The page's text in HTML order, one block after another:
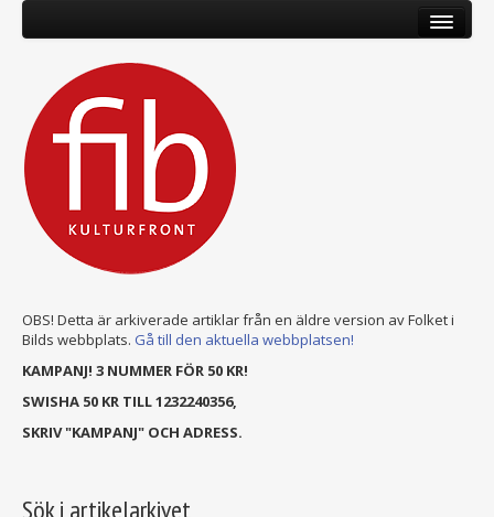
OBS! Detta är arkiverade artiklar från en äldre version av Folket i
Bilds webbplats. Gå till den aktuella webbplatsen!
KAMPANJ! 3 NUMMER FÖR 50 KR!
SWISHA 50 KR TILL 1232240356,
SKRIV "KAMPANJ" OCH ADRESS.
Sök i artikelarkivet